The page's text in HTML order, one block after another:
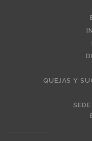
QUEJAS Y